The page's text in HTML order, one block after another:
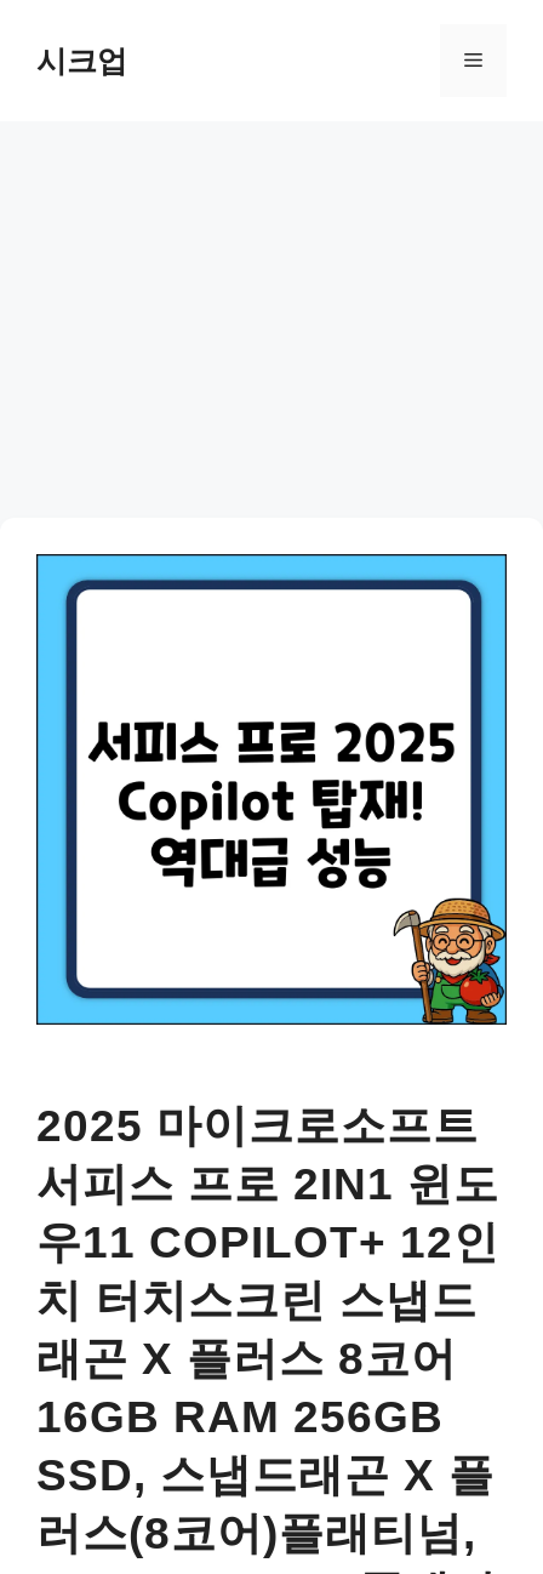
시크업 메
2025 마이크로소프트
서피스 프로 2IN1 윈도
우11 COPILOT+ 12인
치 터치스크린 스냅드
래곤 X 플러스 8코어
16GB RAM 256GB
SSD, 스냅드래곤 X 플
러스(8코어)플래티넘,